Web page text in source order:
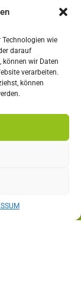
wie
darauf
können wir Daten
verarbeiten.
können